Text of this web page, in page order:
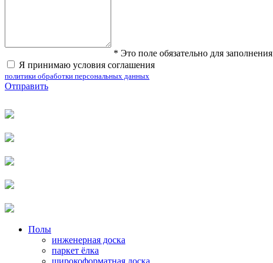
* Это поле обязательно для заполнения
Я принимаю условия соглашения
политики обработки персональных данных
Отправить
Полы
инженерная доска
паркет ёлка
широкоформатная доска